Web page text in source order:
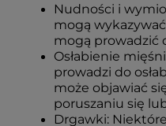
Nudności i
mogą
mogą prowadzić
Osłabienie mięśni
prowadzi do
może objawiać
poruszaniu się
Drgawki: